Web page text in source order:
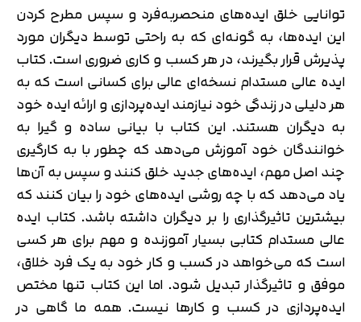
توانایی خلق ایده‌های منحصربه‌فرد و سپس مطرح کردن
این ایده‌ها، به گونه‌ای که به راحتی توسط دیگران مورد
پذیرش قرار بگیرند، در هر کسب و کاری ضروری است. کتاب
ایده عالی مستدام نسخه‌ای عالی برای کسانی است که به
هر دلیلی در زندگی خود نیازمند ایده‌پردازی و ارائه ایده خود
به دیگران هستند. این کتاب با بیانی ساده و گیرا به
خوانندگان خود آموزش می‌دهد که چطور با به کارگیری
چند اصل مهم، ایده‌های جدید خلق کنند و سپس به آن‌ها
یاد می‌دهد که با چه روشی ایده‌های خود را بیان کنند که
بیشترین تاثیرگذاری را بر دیگران داشته باشد. کتاب ایده
عالی مستدام کتابی بسیار آموزنده و مهم برای هر کسی
است که می‌خواهد در کسب و کار خود به یک فرد خلاق،
موفق و تاثیرگذار تبدیل شود. اما این کتاب تنها مختص
ایده‌پردازی در کسب و کارها نیست. همه ما گاهی در